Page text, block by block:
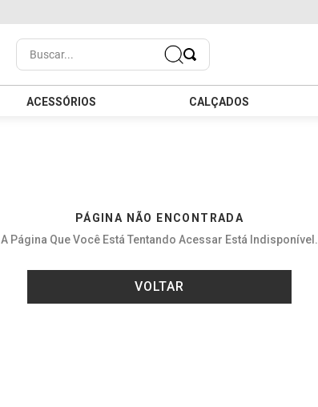
Buscar...
ACESSÓRIOS CALÇADOS
PÁGINA NÃO ENCONTRADA
A Página Que Você Está Tentando Acessar Está Indisponível.
VOLTAR